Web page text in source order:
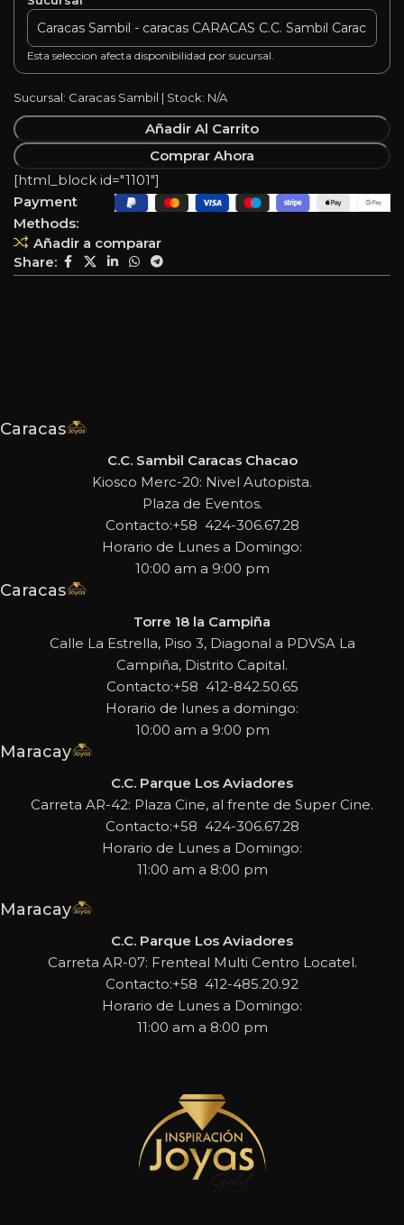
Esta seleccion afecta disponibilidad por sucursal.
Sucursal: Caracas Sambil | Stock: N/A
Añadir Al Carrito
Comprar Ahora
Añadir a comparar
Share:
[html_block id="1101"]
Payment
Methods:
Caracas
C.C. Sambil Caracas Chacao
Kiosco Merc-20: Nivel Autopista.
Plaza de Eventos.
Contacto:+58 424-306.67.28
Horario de Lunes a Domingo:
10:00 am a 9:00 pm
Caracas
Torre 18 la Campiña
Calle La Estrella, Piso 3, Diagonal a PDVSA La
Campiña, Distrito Capital.
Contacto:+58 412-842.50.65
Horario de lunes a domingo:
10:00 am a 9:00 pm
Maracay
C.C. Parque Los Aviadores
Carreta AR-42: Plaza Cine, al frente de Super Cine.
Contacto:+58 424-306.67.28
Horario de Lunes a Domingo:
11:00 am a 8:00 pm
Maracay
C.C. Parque Los Aviadores
Carreta AR-07: Frenteal Multi Centro Locatel.
Contacto:+58 412-485.20.92
Horario de Lunes a Domingo:
11:00 am a 8:00 pm